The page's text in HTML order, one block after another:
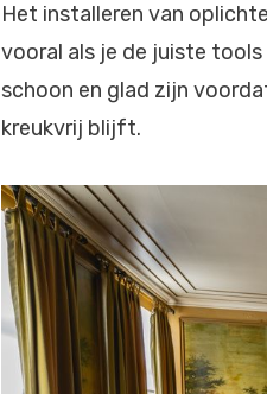
Het installeren van
vooral als je de juiste
schoon en glad zijn
kreukvrij blijft.